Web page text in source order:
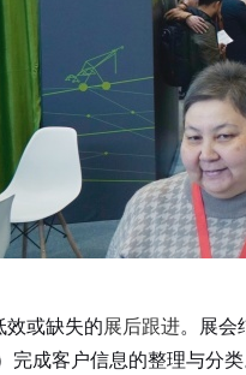
或缺失的展后跟进。展会
完成客户信息的整理与分类